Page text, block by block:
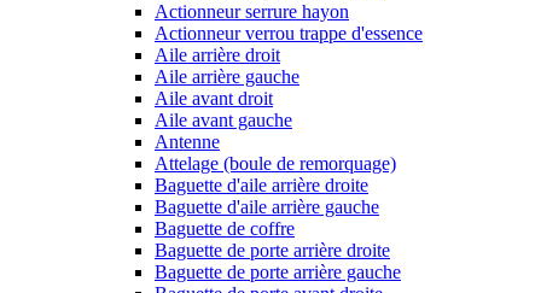
Actionneur serrure hayon
Actionneur verrou trappe d'essence
Aile arrière droit
Aile arrière gauche
Aile avant droit
Aile avant gauche
Antenne
Attelage (boule de remorquage)
Baguette d'aile arrière droite
Baguette d'aile arrière gauche
Baguette de coffre
Baguette de porte arrière droite
Baguette de porte arrière gauche